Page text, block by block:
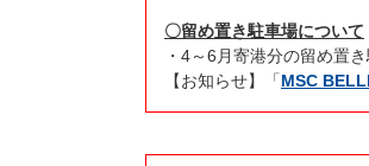
〇留め置き駐車場について
・4～6月寄港分の留め置
【お知らせ】「MSC